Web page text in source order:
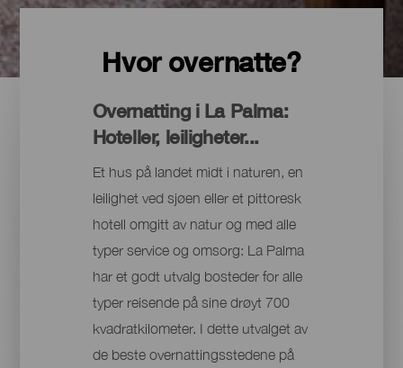
Hvor overnatte?
Overnatting i La Palma:
Hoteller, leiligheter...
Et hus på landet midt i naturen, en
leilighet ved sjøen eller et pittoresk
hotell omgitt av natur og med alle
typer service og omsorg: La Palma
har et godt utvalg bosteder for alle
typer reisende på sine drøyt 700
kvadratkilometer. I dette utvalget av
de beste overnattingsstedene på